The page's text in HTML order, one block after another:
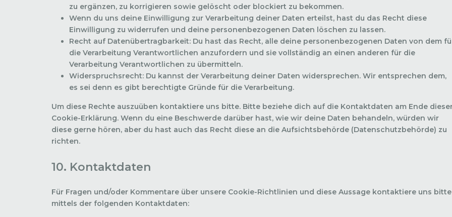
zu ergänzen, zu korrigieren sowie gelöscht oder blockiert zu bekommen.
Wenn du uns deine Einwilligung zur Verarbeitung deiner Daten erteilst, hast du das Recht diese
Einwilligung zu widerrufen und deine personenbezogenen Daten löschen zu lassen.
Recht auf Datenübertragbarkeit: Du hast das Recht, alle deine personenbezogenen Daten von dem
die Verarbeitung Verantwortlichen anzufordern und sie vollständig an einen anderen für die
Verarbeitung Verantwortlichen zu übermitteln.
Widerspruchsrecht: Du kannst der Verarbeitung deiner Daten widersprechen. Wir entsprechen dem,
es sei denn es gibt berechtigte Gründe für die Verarbeitung.
Um diese Rechte auszuüben kontaktiere uns bitte. Bitte beziehe dich auf die Kontaktdaten am Ende
Cookie-Erklärung. Wenn du eine Beschwerde darüber hast, wie wir deine Daten behandeln, würden wir
diese gerne hören, aber du hast auch das Recht diese an die Aufsichtsbehörde (Datenschutzbehörde) zu
richten.
10. Kontaktdaten
Für Fragen und/oder Kommentare über unsere Cookie-Richtlinien und diese Aussage kontaktiere uns bitte
mittels der folgenden Kontaktdaten: